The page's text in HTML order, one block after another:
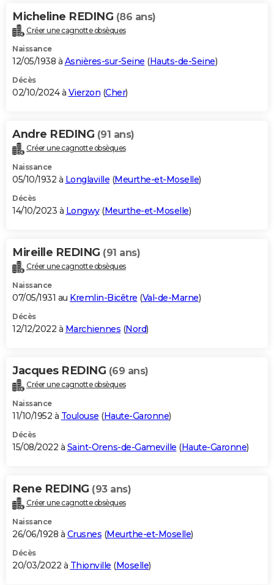
Micheline REDING (86 ans)
Créer une cagnotte obsèques
Naissance
12/05/1938 à Asnières-sur-Seine (Hauts-de-Seine)
Décès
02/10/2024 à Vierzon (Cher)
Andre REDING (91 ans)
Créer une cagnotte obsèques
Naissance
05/10/1932 à Longlaville (Meurthe-et-Moselle)
Décès
14/10/2023 à Longwy(Meurthe-et-Moselle)
Mireille REDING (91 ans)
Créer une cagnotte obsèques
Naissance
07/05/1931 au Kremlin-Bicêtre (Val-de-Marne)
Décès
12/12/2022 à Marchiennes (Nord)
Jacques REDING (69 ans)
Créer une cagnotte obsèques
Naissance
11/10/1952 à Toulouse (Haute-Garonne)
Décès
15/08/2022 à Saint-Orens-de-Gameville (Haute-Garonne)
Rene REDING (93 ans)
Créer une cagnotte obsèques
Naissance
26/06/1928 à Crusnes (Meurthe-et-Moselle)
Décès
20/03/2022 à Thionville (Moselle)